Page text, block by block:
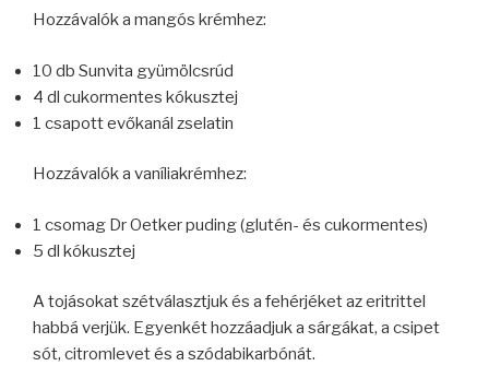
Hozzávalók a mangós krémhez:
10 db Sunvita gyümölcsrúd
4 dl cukormentes kókusztej
1 csapott evőkanál zselatin
Hozzávalók a vaníliakrémhez:
1 csomag Dr Oetker puding (glutén- és cukormentes)
5 dl kókusztej
A tojásokat szétválasztjuk és a fehérjéket az eritrittel
habbá verjük. Egyenkét hozzáadjuk a sárgákat, a csipet
sót, citromlevet és a szódabikarbónát.